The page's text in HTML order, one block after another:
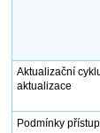
Aktualizační
aktualizace
Podmínky